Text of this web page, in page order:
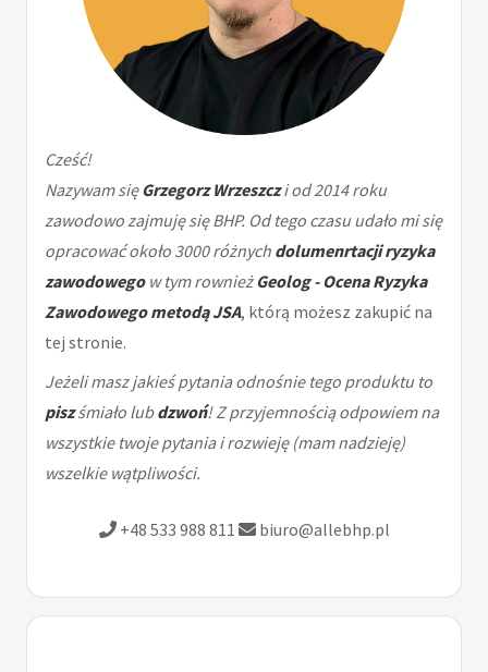
Cześć!
Nazywam sięGrzegorz Wrzeszczi od 2014 roku
zawodowo zajmuję się BHP. Od tego czasu udało mi się
opracować około 3000 różnych dolumenrtacji ryzyka
zawodowegow tym rownieżGeolog - Ocena Ryzyka
Zawodowego metodą JSA, którą możesz zakupić na
tej stronie.
Jeżeli masz jakieś pytania odnośnie tego produktu to
piszśmiało lubdzwoń! Z przyjemnością odpowiem na
wszystkie twoje pytania i rozwieję (mam nadzieję)
wszelkie wątpliwości.
+48 533 988 811 biuro@allebhp.pl